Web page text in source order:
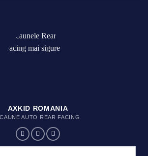
AXKID ROMANIA
AUTO REAR FACING